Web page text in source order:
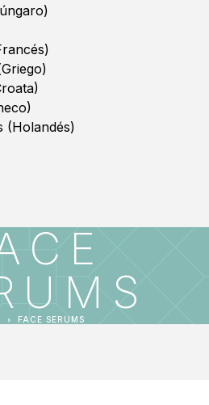
)
)
Griego)
)
)
(Holandés)
FACE SERUMS